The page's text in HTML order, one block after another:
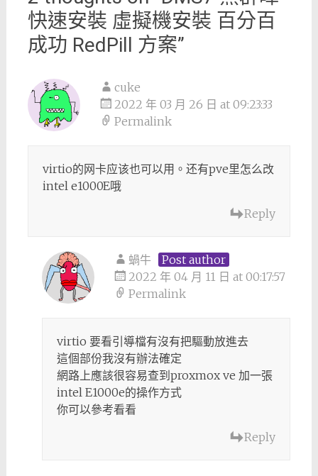
快速安裝 虛擬機安裝 百分百
成功 RedPill 方案”
cuke
2022 年 03 月 26 日 at 09:23:33
Permalink
virtio的网卡应该也可以用。还有pve里怎么改
intel e1000E哦
Reply
蝸牛
Post author
2022 年 04 月 11 日 at 00:17:57
Permalink
virtio 要看引導檔有沒有把驅動放進去
這個部份我沒有辦法確定
網路上應該很容易查到proxmox ve 加一張
intel E1000e的操作方式
你可以參考看看
Reply